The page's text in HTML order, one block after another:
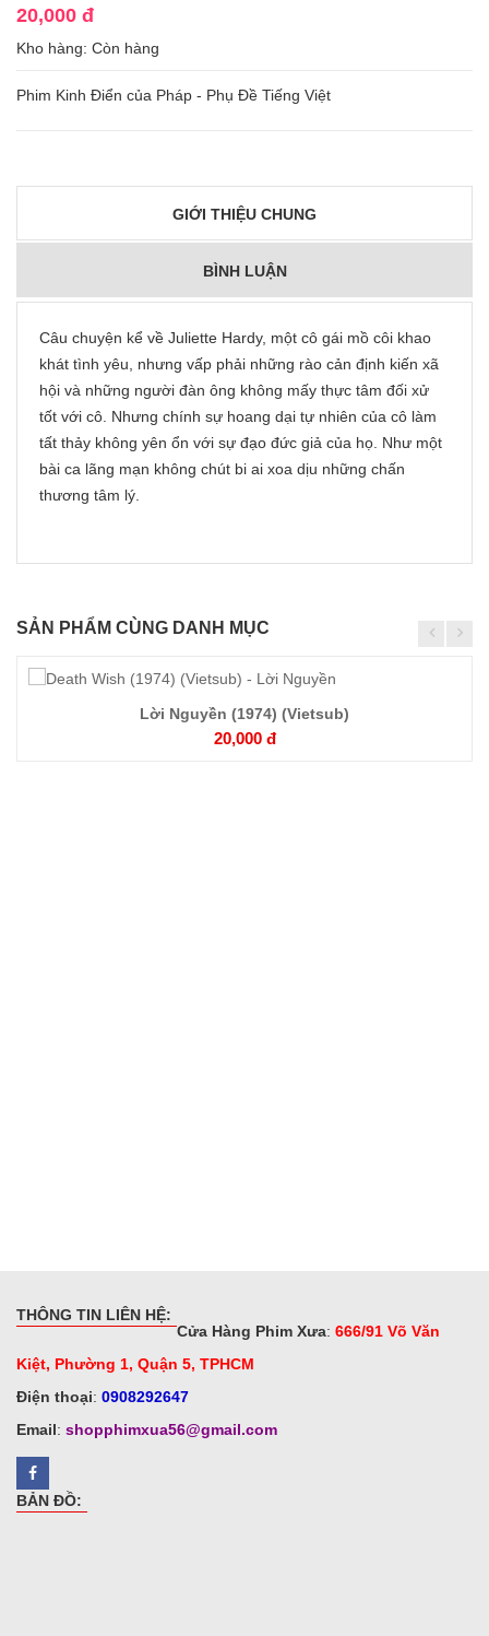
20,000 đ
Kho hàng: Còn hàng
Phim Kinh Điển của Pháp - Phụ Đề Tiếng Việt
GIỚI THIỆU CHUNG
BÌNH LUẬN
Câu chuyện kể về Juliette Hardy, một cô gái mồ côi khao
khát tình yêu, nhưng vấp phải những rào cản định kiến xã
hội và những người đàn ông không mấy thực tâm đối xử
tốt với cô. Nhưng chính sự hoang dại tự nhiên của cô làm
tất thảy không yên ổn với sự đạo đức giả của họ. Như một
bài ca lãng mạn không chút bi ai xoa dịu những chấn
thương tâm lý.
SẢN PHẨM CÙNG DANH MỤC
Chi
Lời Nguyền (1974) (Vietsub)
20,000 đ
THÔNG TIN LIÊN HỆ:
Cửa Hàng Phim Xưa: 666/91 Võ Văn
Kiệt, Phường 1, Quận 5, TPHCM
Điện thoại: 0908292647
Email: shopphimxua56@gmail.com
BẢN ĐỒ: